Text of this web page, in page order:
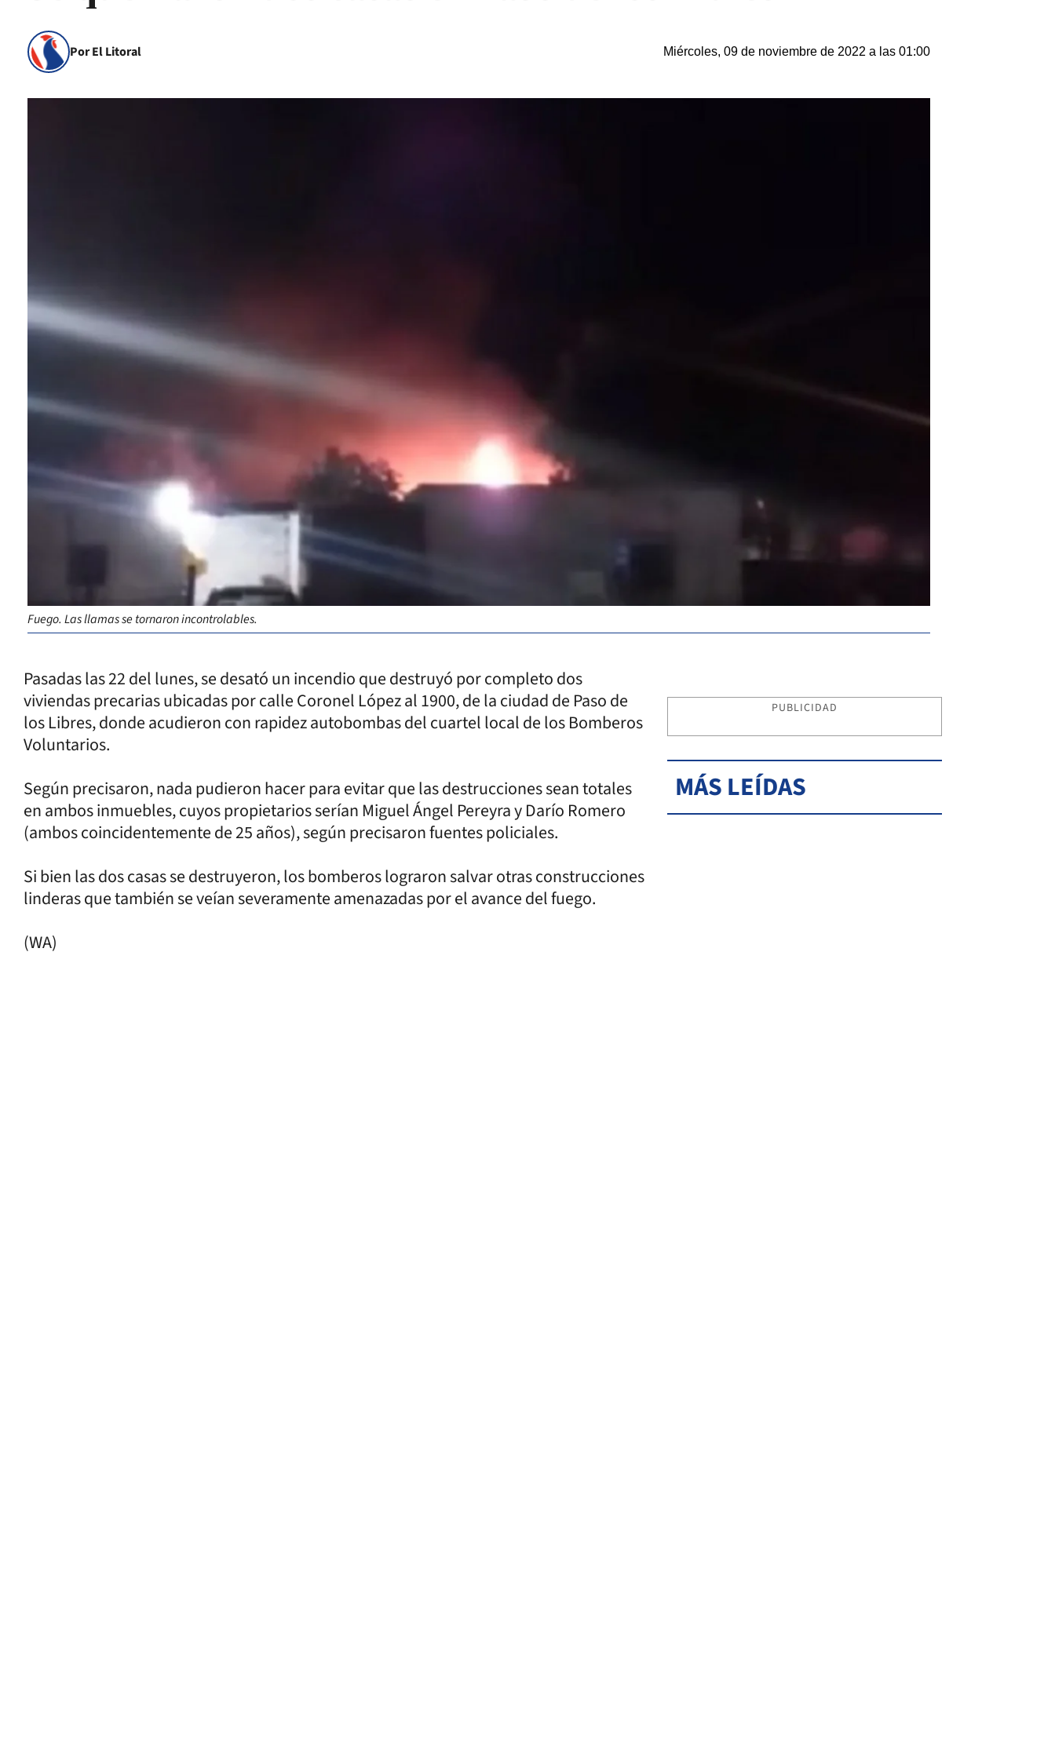
Por El Litoral Miércoles, 09 de noviembre de 2022 a las 01:00
Fuego. Las llamas se tornaron incontrolables.
Pasadas las 22 del lunes, se desató un incendio que destruyó por completo dos
viviendas precarias ubicadas por calle Coronel López al 1900, de la ciudad de Paso de
los Libres, donde acudieron con rapidez autobombas del cuartel local de los Bomberos
Voluntarios.
Según precisaron, nada pudieron hacer para evitar que las destrucciones sean totales
en ambos inmuebles, cuyos propietarios serían Miguel Ángel Pereyra y Darío Romero
(ambos coincidentemente de 25 años), según precisaron fuentes policiales.
Si bien las dos casas se destruyeron, los bomberos lograron salvar otras construcciones
linderas que también se veían severamente amenazadas por el avance del fuego.
(WA)
PUBLICIDAD
MÁS LEÍDAS